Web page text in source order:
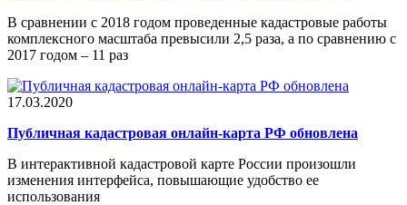
В сравнении с 2018 годом проведенные кадастровые работы
комплексного масштаба превысили 2,5 раза, а по сравнению с
2017 годом – 11 раз
17.03.2020
Публичная кадастровая онлайн-карта РФ обновлена
В интерактивной кадастровой карте России произошли
изменения интерфейса, повышающие удобство ее
использования